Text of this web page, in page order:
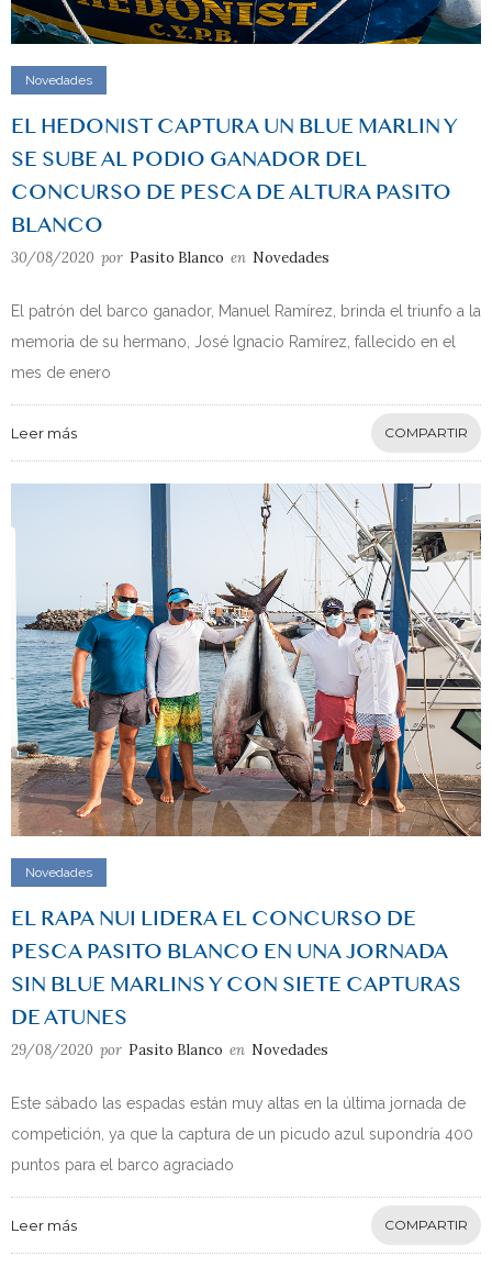
Novedades
EL HEDONIST CAPTURA UN BLUE MARLIN Y
SE SUBE AL PODIO GANADOR DEL
CONCURSO DE PESCA DE ALTURA PASITO
BLANCO
30/08/2020 por Pasito Blanco en Novedades
El patrón del barco ganador, Manuel Ramírez, brinda el triunfo a la
memoria de su hermano, José Ignacio Ramírez, fallecido en el
mes de enero
Leer más COMPARTIR
Novedades
EL RAPA NUI LIDERA EL CONCURSO DE
PESCA PASITO BLANCO EN UNA JORNADA
SIN BLUE MARLINS Y CON SIETE CAPTURAS
DE ATUNES
29/08/2020 por Pasito Blanco en Novedades
Este sábado las espadas están muy altas en la última jornada de
competición, ya que la captura de un picudo azul supondría 400
puntos para el barco agraciado
Leer más COMPARTIR